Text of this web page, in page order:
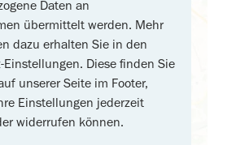
Daten an
übermittelt werden. Mehr
dazu erhalten Sie in den
Einstellungen. Diese finden Sie
unserer Seite im Footer,
Einstellungen jederzeit
widerrufen können.